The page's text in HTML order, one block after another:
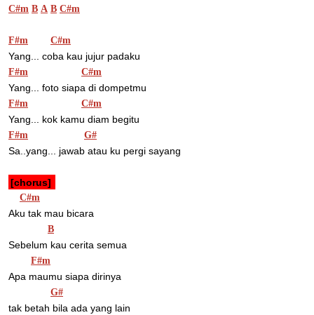
C#m B A B C#m
F#m C#m
Yang... coba kau jujur padaku
F#m C#m
Yang... foto siapa di dompetmu
F#m C#m
Yang... kok kamu diam begitu
F#m G#
Sa..yang... jawab atau ku pergi sayang
[chorus]
C#m
Aku tak mau bicara
B
Sebelum kau cerita semua
F#m
Apa maumu siapa dirinya
G#
tak betah bila ada yang lain